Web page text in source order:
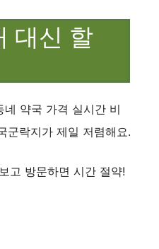
대신 할
네 약국 가격 실시간 비
군락지가 제일 저렴해요.
고 방문하면 시간 절약!